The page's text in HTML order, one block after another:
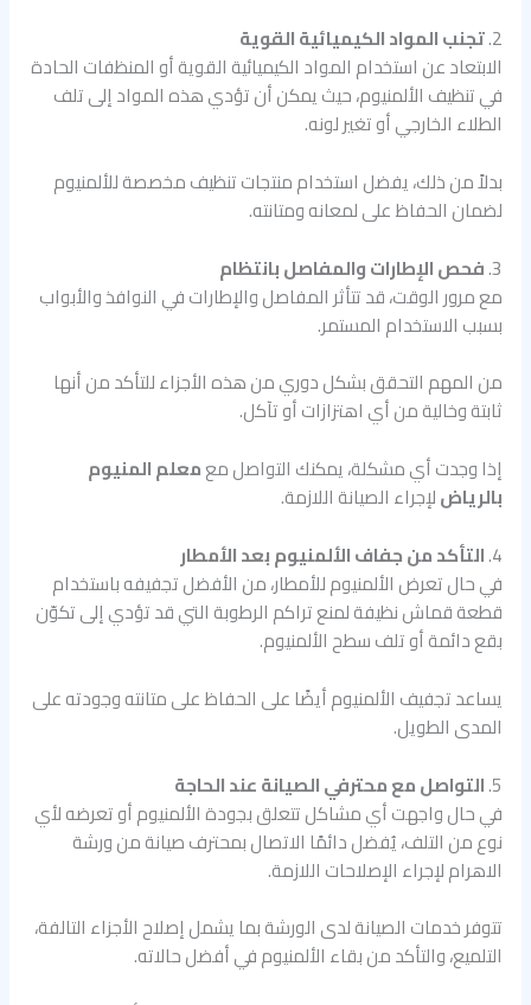
2. تجنب المواد الكيميائية القوية
الابتعاد عن استخدام المواد الكيميائية القوية أو المنظفات الحادة
في تنظيف الألمنيوم، حيث يمكن أن تؤدي هذه المواد إلى تلف
الطلاء الخارجي أو تغير لونه.
بدلاً من ذلك، يفضل استخدام منتجات تنظيف مخصصة للألمنيوم
لضمان الحفاظ على لمعانه ومتانته.
3. فحص الإطارات والمفاصل بانتظام
مع مرور الوقت، قد تتأثر المفاصل والإطارات في النوافذ والأبواب
بسبب الاستخدام المستمر.
من المهم التحقق بشكل دوري من هذه الأجزاء للتأكد من أنها
ثابتة وخالية من أي اهتزازات أو تآكل.
إذا وجدت أي مشكلة، يمكنك التواصل معمعلم المنيوم
بالرياضلإجراء الصيانة اللازمة.
4. التأكد من جفاف الألمنيوم بعد الأمطار
في حال تعرض الألمنيوم للأمطار، من الأفضل تجفيفه باستخدام
قطعة قماش نظيفة لمنع تراكم الرطوبة التي قد تؤدي إلى تكوّن
بقع دائمة أو تلف سطح الألمنيوم.
يساعد تجفيف الألمنيوم أيضًا على الحفاظ على متانته وجودته على
المدى الطويل.
5. التواصل مع محترفي الصيانة عند الحاجة
في حال واجهت أي مشاكل تتعلق بجودة الألمنيوم أو تعرضه لأي
نوع من التلف، يُفضل دائمًا الاتصال بمحترف صيانة من ورشة
الاهرام لإجراء الإصلاحات اللازمة.
تتوفر خدمات الصيانة لدى الورشة بما يشمل إصلاح الأجزاء التالفة،
التلميع، والتأكد من بقاء الألمنيوم في أفضل حالاته.